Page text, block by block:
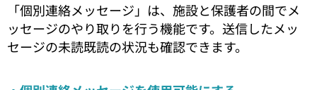
「個別連絡メッセージ」は、施設と保護者の間でメ
ッセージのやり取りを行う機能です。送信したメッ
セージの未読既読の状況も確認できます。